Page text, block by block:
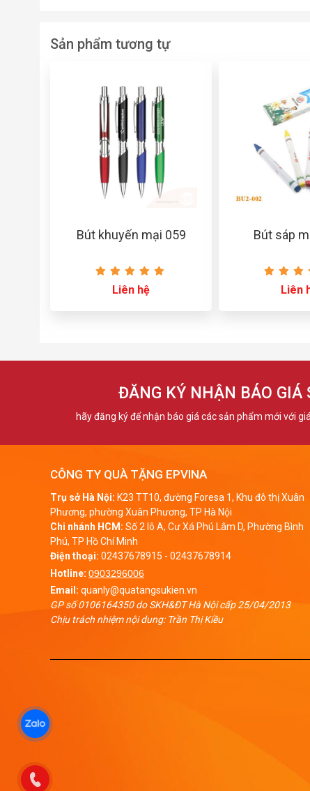
Sản phẩm tương tự
Bút khuyến mại 059
Liên hệ
Bút sáp
Liên
ĐĂNG KÝ NHẬN BÁO GIÁ
hãy đăng ký để nhận báo giá các sản phẩm mới với
CÔNG TY QUÀ TẶNG EPVINA
Trụ sở Hà Nội: K23 TT10, đường Foresa 1, Khu đô thị Xuân
Phương, phường Xuân Phương, TP Hà Nội
Chi nhánh HCM: Số 2 lô A, Cư Xá Phú Lâm D, Phường Bình
Phú, TP Hồ Chí Minh
Điện thoại: 02437678915 - 02437678914
Hotline: 0903296006
Email: quanly@quatangsukien.vn
GP số 0106164350 do SKH&ĐT Hà Nội cấp 25/04/2013
Chịu trách nhiệm nội dung: Trần Thị Kiều